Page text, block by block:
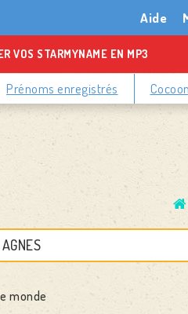
Aide
VOS STARMYNAME EN MP3
Prénoms enregistrés Cocoon
monde